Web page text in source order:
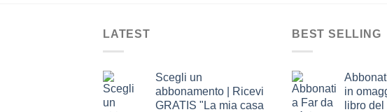
LATEST
Scegli un
abbonamento | Ricevi
GRATIS "La mia casa
BEST SELLING
in
libro